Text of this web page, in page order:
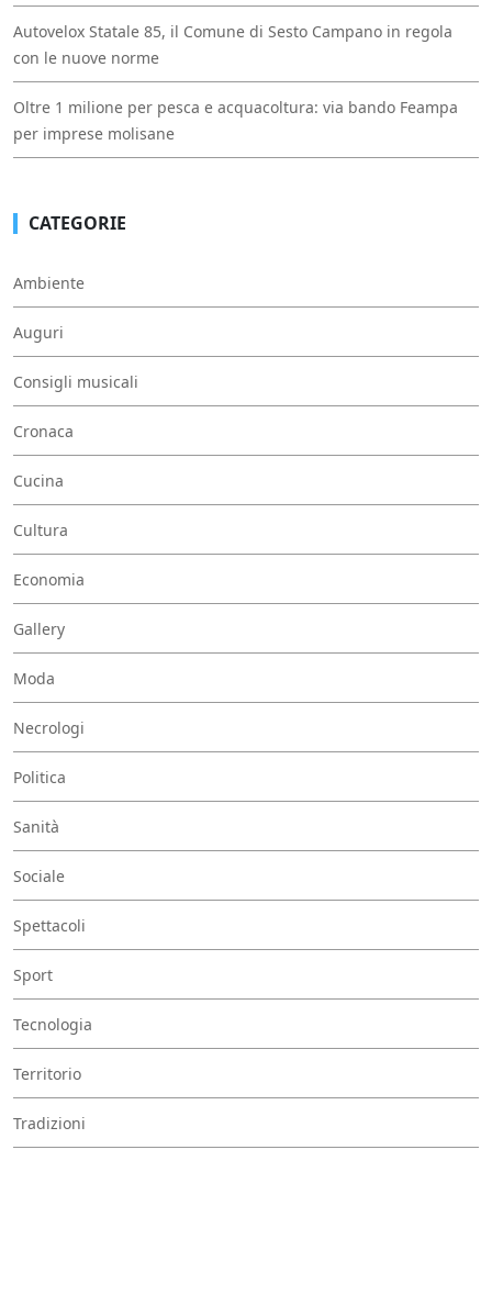
Autovelox Statale 85, il Comune di Sesto Campano in regola
con le nuove norme
Oltre 1 milione per pesca e acquacoltura: via bando Feampa
per imprese molisane
CATEGORIE
Ambiente
Auguri
Consigli musicali
Cronaca
Cucina
Cultura
Economia
Gallery
Moda
Necrologi
Politica
Sanità
Sociale
Spettacoli
Sport
Tecnologia
Territorio
Tradizioni